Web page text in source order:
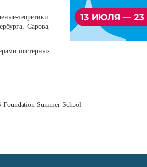
теоретики,
Сарова,
постерных
Summer School